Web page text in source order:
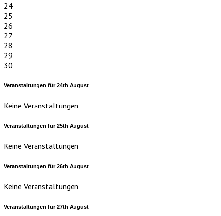
24
25
26
27
28
29
30
Veranstaltungen für24th August
Keine Veranstaltungen
Veranstaltungen für25th August
Keine Veranstaltungen
Veranstaltungen für26th August
Keine Veranstaltungen
Veranstaltungen für27th August